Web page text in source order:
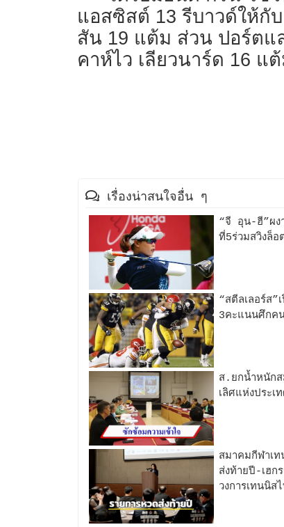
แอสซิสต์ 13 รีบาวด์ให้กั
สัน 19 แต้ม ส่วน ปอร์ตแ
คาห์ไว เลียวนาร์ด 16 แ
เรื่องน่าสนใจอื่น ๆ
“จี อุน-ฮี”ผง
ที่5ร่วมสวิงล็อ
“สตีลเลอร์ส”
3คะแนนศึกค
ส.ยกน้ำหนักส
เลิศแห่งประ
สมาคมกีฬาเ
ส่งท้ายปี-เฮก
วงการเทนนิส